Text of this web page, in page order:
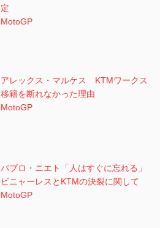
定
MotoGP
アレックス・マルケス KTMワークス
移籍を断れなかった理由
MotoGP
パブロ・ニエト「人はすぐに忘れる」
ビニャーレスとKTMの決裂に関して
MotoGP